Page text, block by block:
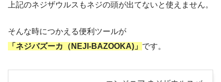
上記のネジザウルスもネジの頭が出てないと使えません。
そんな時につかえる便利ツールが
「ネジバズーカ（NEJI-BAZOOKA)」 です。